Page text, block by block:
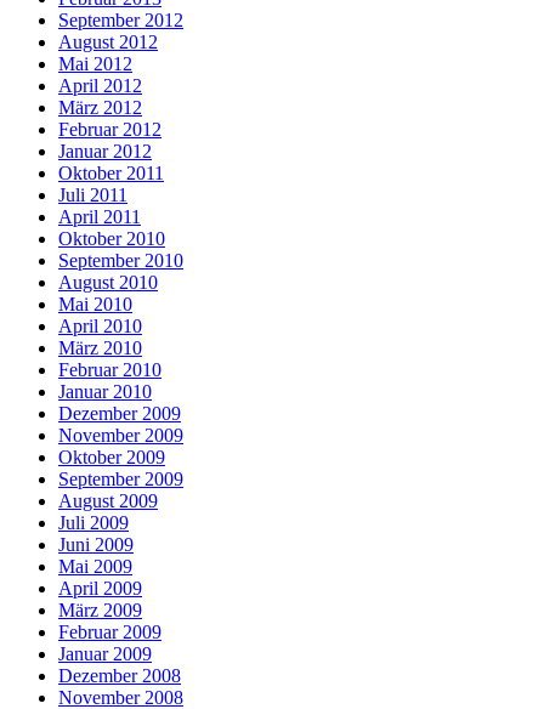
September 2012
August 2012
Mai 2012
April 2012
März 2012
Februar 2012
Januar 2012
Oktober 2011
Juli 2011
April 2011
Oktober 2010
September 2010
August 2010
Mai 2010
April 2010
März 2010
Februar 2010
Januar 2010
Dezember 2009
November 2009
Oktober 2009
September 2009
August 2009
Juli 2009
Juni 2009
Mai 2009
April 2009
März 2009
Februar 2009
Januar 2009
Dezember 2008
November 2008